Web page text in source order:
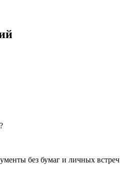
без бумаг и личных встреч